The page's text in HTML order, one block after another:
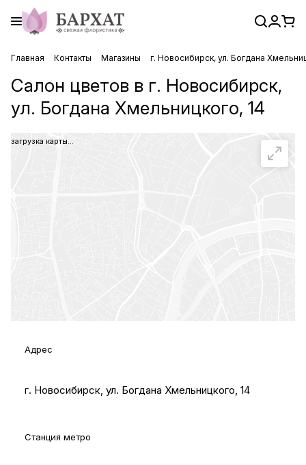
Главная Контакты Магазины г. Новосибирск, ул. Богдана
Салон цветов в г. Новосибирск,
ул. Богдана Хмельницкого, 14
загрузка карты...
Адрес
г. Новосибирск, ул. Богдана Хмельницкого, 14
Станция метро